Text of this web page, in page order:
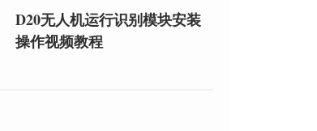
D20无人机运行识别模块安装
操作视频教程